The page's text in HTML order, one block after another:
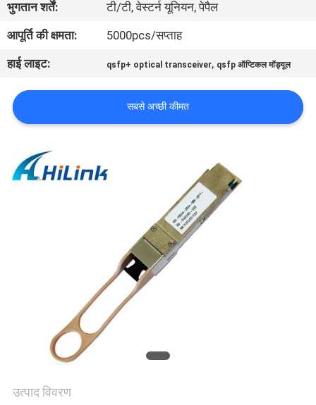
हमसे
संपर्क
करें
समाचार
मामले
गोपनीयता
भुगतान शर्तें:
टी/टी, वेस्टर्न यूनियन, पेपैल
आपूर्ति की क्षमता:
5000pcs/सप्ताह
हाई लाइट:
qsfp+ optical transceiver, qsfp ऑप्टिकल मॉड्यूल
सबसे अच्छी कीमत
उत्पाद विवरण